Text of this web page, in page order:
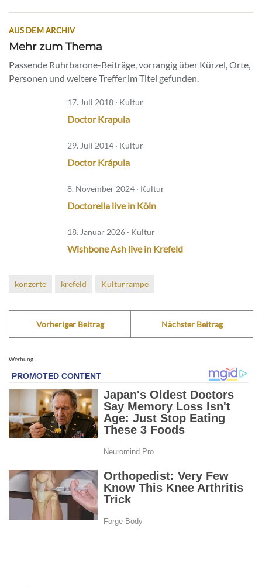
AUS DEM ARCHIV
Mehr zum Thema
Passende Ruhrbarone-Beiträge, vorrangig über Kürzel, Orte,
Personen und weitere Treffer im Titel gefunden.
17. Juli 2018 · Kultur
Doctor Krapula
29. Juli 2014 · Kultur
Doctor Krápula
8. November 2024 · Kultur
Doctorella live in Köln
18. Januar 2026 · Kultur
Wishbone Ash live in Krefeld
konzerte krefeld Kulturrampe
Vorheriger Beitrag Nächster Beitrag
Werbung